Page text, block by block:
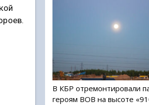
В КБР отремонтировали
героям ВОВ на высоте